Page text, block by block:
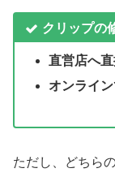
クリップの
直営店へ
オンライ
ただし、どちら